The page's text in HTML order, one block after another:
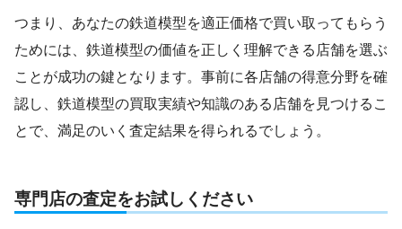
つまり、あなたの鉄道模型を適正価格で買い取ってもらう
ためには、鉄道模型の価値を正しく理解できる店舗を選ぶ
ことが成功の鍵となります。事前に各店舗の得意分野を確
認し、鉄道模型の買取実績や知識のある店舗を見つけるこ
とで、満足のいく査定結果を得られるでしょう。
専門店の査定をお試しください